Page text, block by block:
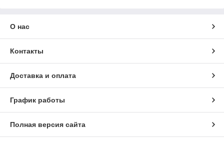
О нас
Контакты
Доставка и оплата
График работы
Полная версия сайта